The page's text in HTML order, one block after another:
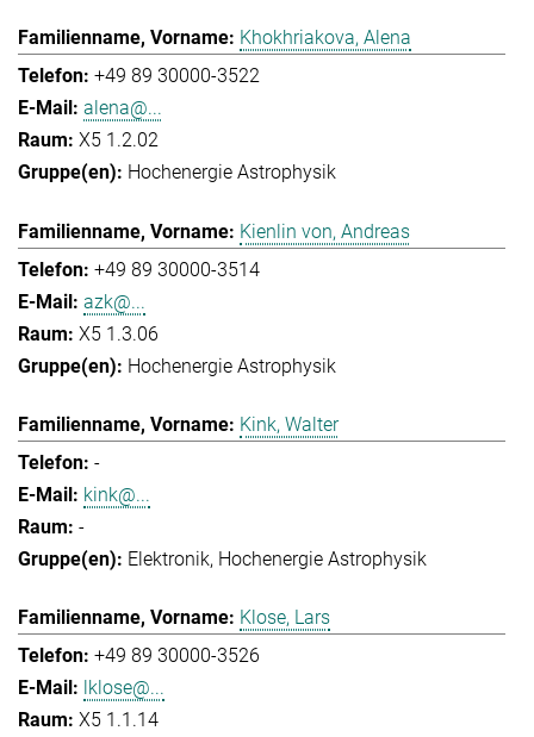
Khokhriakova, Alena
+49 89 30000-3522
alena@...
X5 1.2.02
Hochenergie Astrophysik
Kienlin von, Andreas
+49 89 30000-3514
azk@...
X5 1.3.06
Hochenergie Astrophysik
Kink, Walter
-
kink@...
-
Elektronik Hochenergie Astrophysik
Klose, Lars
+49 89 30000-3526
lklose@...
X5 1.1.14